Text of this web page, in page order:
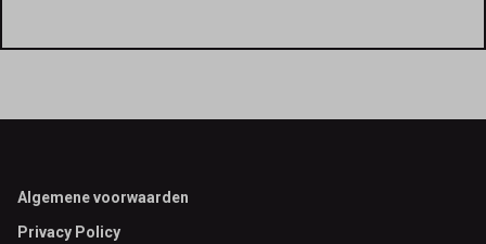
Footer
Algemene voorwaarden
Privacy Policy